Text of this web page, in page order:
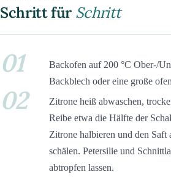
Schritt für Schritt
01
Backofen auf 200 °C Ober-/
Backblech oder eine große
02
Zitrone heiß abwaschen,
Reibe etwa die Hälfte der
Zitrone halbieren und den Saft
schälen. Petersilie und
abtropfen lassen.